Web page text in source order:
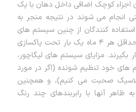
کوچک اضافی داخل دهان با یک
انجام می شوند در نتیجه منجر به
کنندگان از چنین سیستم های
براکتی توصیه می شود حداقل هر ۴ ماه یک بار تحت پاکسازی
مزایای سیستم های لیگاچور،
های خود تنظیم شونده (اگر در مورد
صحبت می کنیم)، و همچنین
ظاهر آنها با رابربندهای چند رنگ